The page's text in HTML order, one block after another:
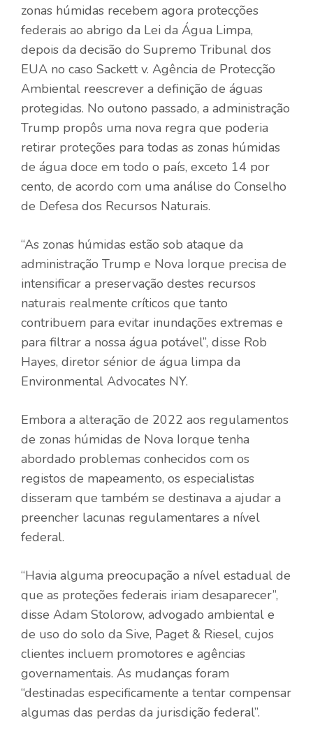
zonas húmidas recebem agora protecções
federais ao abrigo da Lei da Água Limpa,
depois da decisão do Supremo Tribunal dos
EUA no caso Sackett v. Agência de Protecção
Ambiental reescrever a definição de águas
protegidas. No outono passado, a administração
Trump propôs uma nova regra que poderia
retirar proteções para todas as zonas húmidas
de água doce em todo o país, exceto 14 por
cento, de acordo com uma análise do Conselho
de Defesa dos Recursos Naturais.
“As zonas húmidas estão sob ataque da
administração Trump e Nova Iorque precisa de
intensificar a preservação destes recursos
naturais realmente críticos que tanto
contribuem para evitar inundações extremas e
para filtrar a nossa água potável”, disse Rob
Hayes, diretor sénior de água limpa da
Environmental Advocates NY.
Embora a alteração de 2022 aos regulamentos
de zonas húmidas de Nova Iorque tenha
abordado problemas conhecidos com os
registos de mapeamento, os especialistas
disseram que também se destinava a ajudar a
preencher lacunas regulamentares a nível
federal.
“Havia alguma preocupação a nível estadual de
que as proteções federais iriam desaparecer”,
disse Adam Stolorow, advogado ambiental e
de uso do solo da Sive, Paget & Riesel, cujos
clientes incluem promotores e agências
governamentais. As mudanças foram
“destinadas especificamente a tentar compensar
algumas das perdas da jurisdição federal”.